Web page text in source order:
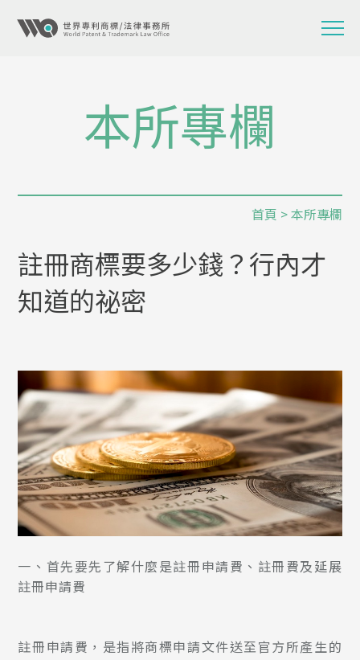
本所專欄
首頁 >本所專欄
註冊商標要多少錢？行內才
知道的祕密
一、首先要先了解什麼是註冊申請費、註冊費及延展
註冊申請費
註冊申請費，是指將商標申請文件送至官方所產生的